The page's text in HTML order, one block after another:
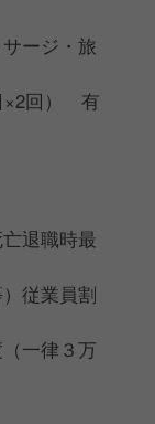
ージ・旅
×2回） 有
退職時最
従業員割
一律３万